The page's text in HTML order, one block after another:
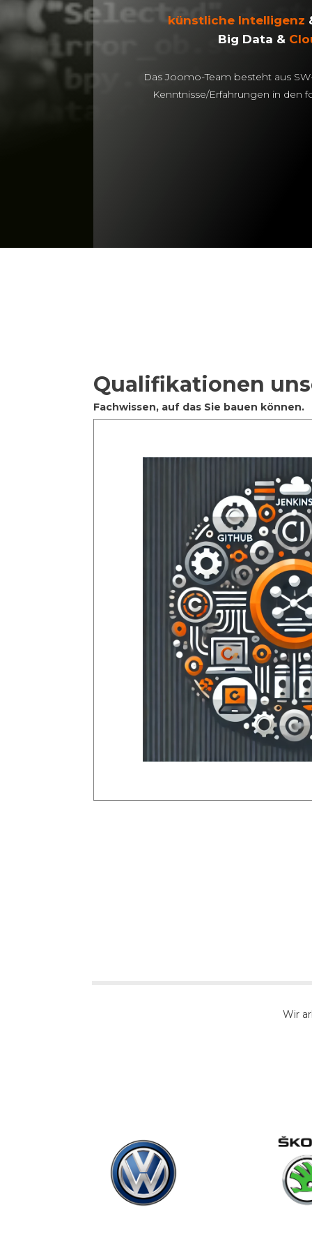
künstliche Intelligenz
Big Data &
Das Joomo-Team besteht aus
Kenntnisse/Erfahrungen in den
Qualifikationen
Fachwissen, auf das Sie bauen können.
Wir